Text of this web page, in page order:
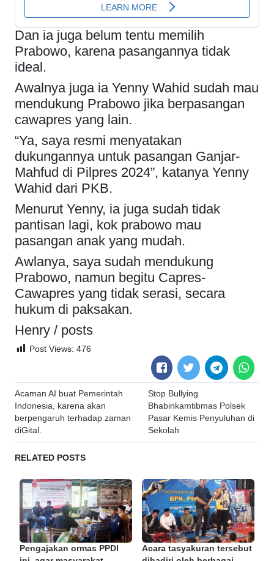
Dan ia juga belum tentu memilih
Prabowo, karena pasangannya tidak
ideal.
Awalnya juga ia Yenny Wahid sudah mau
mendukung Prabowo jika berpasangan
cawapres yang lain.
“Ya, saya resmi menyatakan
dukungannya untuk pasangan Ganjar-
Mahfud di Pilpres 2024”, katanya Yenny
Wahid dari PKB.
Menurut Yenny, ia juga sudah tidak
pantisan lagi, kok prabowo mau
pasangan anak yang mudah.
Awlanya, saya sudah mendukung
Prabowo, namun begitu Capres-
Cawapres yang tidak serasi, secara
hukum di paksakan.
Henry / posts
Post Views: 476
Post
navigation
Acaman AI buat Pemerintah
Indonesia, karena akan
berpengaruh terhadap zaman
diGital.
Stop Bullying
Bhabinkamtibmas Polsek
Pasar Kemis Penyuluhan di
Sekolah
RELATED POSTS
Pengajakan ormas PPDI
Acara tasyakuran tersebut